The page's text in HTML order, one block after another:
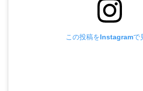
この投稿をInstagramで